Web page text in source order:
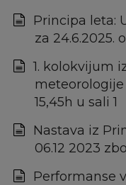
Principa leta:
za 24.6.2025.
1. kolokvijum
meteorologije
15,45h u sali 1
Nastava iz
06.12 2023
Performanse